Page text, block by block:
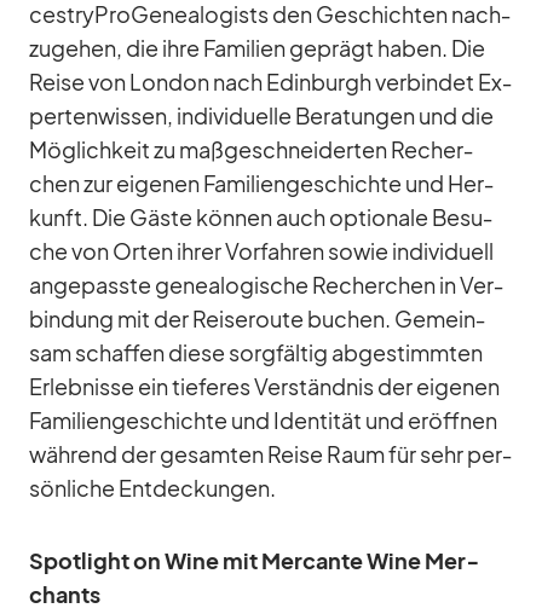
cestry­Pro­Ge­nea­lo­gists den Ge­schich­ten nach­
zu­ge­hen, die ihre Fa­mi­lien ge­prägt ha­ben. Die
Reise von Lon­don nach Edin­burgh ver­bin­det Ex­
per­ten­wis­sen, in­di­vi­du­elle Be­ra­tun­gen und die
Mög­lich­keit zu maß­ge­schnei­der­ten Re­cher­
chen zur ei­ge­nen Fa­mi­li­en­ge­schichte und Her­
kunft. Die Gäste kön­nen auch op­tio­nale Be­su­
che von Or­ten ih­rer Vor­fah­ren so­wie in­di­vi­du­ell
an­ge­passte ge­nea­lo­gi­sche Re­cher­chen in Ver­
bin­dung mit der Rei­se­route bu­chen. Ge­mein­
sam schaf­fen diese sorg­fäl­tig ab­ge­stimm­ten
Er­leb­nisse ein tie­fe­res Ver­ständ­nis der ei­ge­nen
Fa­mi­li­en­ge­schichte und Iden­ti­tät und er­öff­nen
wäh­rend der ge­sam­ten Reise Raum für sehr per­
sön­li­che Ent­de­ckun­gen.
Spot­light on Wine mit Mer­cante Wine Mer­
chants